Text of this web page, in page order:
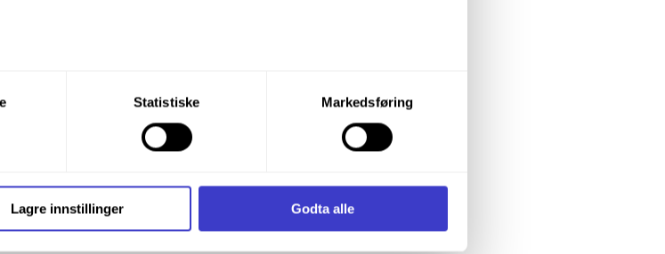
formålene. Du kan også velge formålet du vil samtykke til ved å
trykke «Lagre innstillingene».
og annen teknologi, og hvordan vi samler inn og behandler
(Cookies)
Statistiske Markedsføring
Lagre innstillinger Godta alle
og/eller indre hovedsignaler
deler av stasjonens sporarrangement